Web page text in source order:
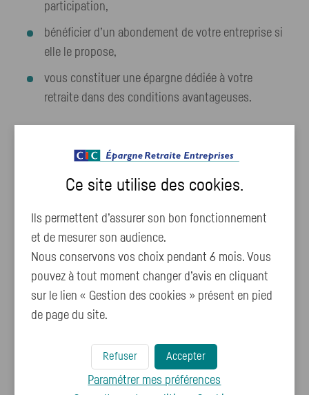
participation,
bénéficier d’un abondement de votre entreprise si
elle le propose,
vous constituer une épargne dédiée à votre
retraite dans des conditions avantageuses.
Le Plan d’Épargne Retraite
Entreprise Collectif (PERECOL)
Consulter
Ce site utilise des cookies.
Ils permettent d’assurer son bon fonctionnement
et de mesurer son audience.
Nous conservons vos choix pendant 6 mois. Vous
pouvez à tout moment changer d’avis en cliquant
sur le lien « Gestion des cookies » présent en pied
de page du site.
Accepter
Refuser
Paramétrer mes préférences